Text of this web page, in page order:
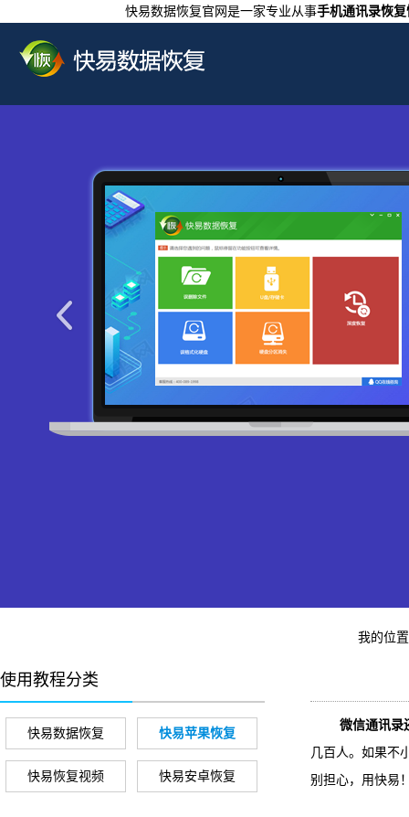
快易数据恢复官网是一家专业从事手机通讯录恢
我的位
使用教程分类
快易数据恢复 快易苹果恢复
快易恢复视频 快易安卓恢复
微信通讯录
几百人。如果不
别担心，用快易